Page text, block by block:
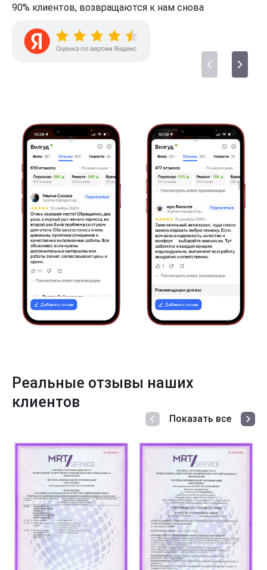
90% клиентов, возвращаются к нам снова
Реальные отзывы наших
клиентов
Показать все